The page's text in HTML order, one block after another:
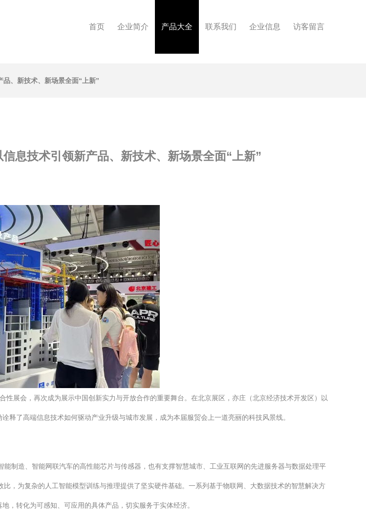
首页 企业简介 产品大全 联系我们 企业信息 访客留言
、新技术、新场景全面“上新”
息技术引领新产品、新技术、新场景全面“上新”
展会，再次成为展示中国创新实力与开放合作的重要舞台。在北京展区，亦庄（北京经济技术开发区）以
释了高端信息技术如何驱动产业升级与城市发展，成为本届服贸会上一道亮丽的科技风景线。
制造、智能网联汽车的高性能芯片与传感器，也有支撑智慧城市、工业互联网的先进服务器与数据处理平
，为复杂的人工智能模型训练与推理提供了坚实硬件基础。一系列基于物联网、大数据技术的智慧解决方
，转化为可感知、可应用的具体产品，切实服务于实体经济。